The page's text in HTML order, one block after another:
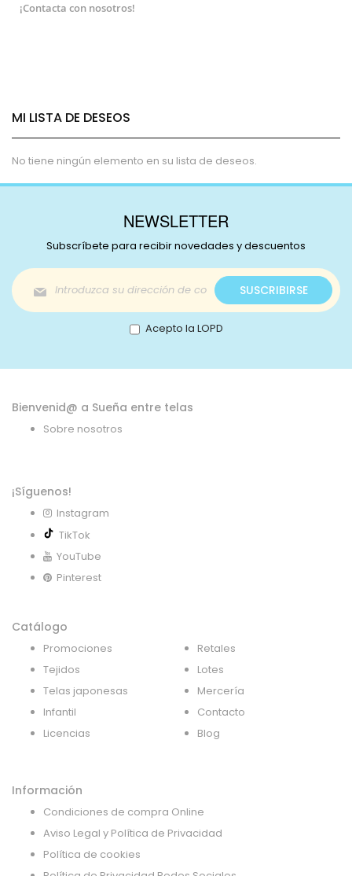
¡Contacta con nosotros!
MI LISTA DE DESEOS
No tiene ningún elemento en su lista de deseos.
NEWSLETTER
Subscríbete para recibir novedades y descuentos
Inscríbase
a
nuestro
boletín
de
SUSCRIBIRSE
Acepto la LOPD
Bienvenid@ a Sueña entre telas
Sobre nosotros
¡Síguenos!
Instagram
TikTok
YouTube
Pinterest
Catálogo
Promociones
Tejidos
Telas japonesas
Infantil
Licencias
Retales
Lotes
Mercería
Contacto
Blog
Información
Condiciones de compra Online
Aviso Legal y Política de Privacidad
Política de cookies